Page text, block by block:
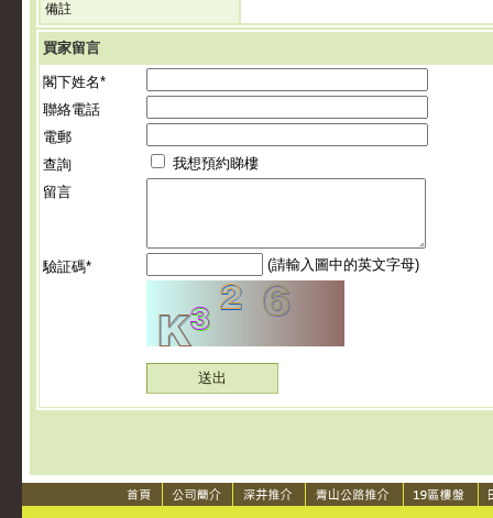
備註
買家留言
閣下姓名*
聯絡電話
電郵
查詢
我想預約睇樓
留言
驗証碼* (請輸入圖中的英文字母)